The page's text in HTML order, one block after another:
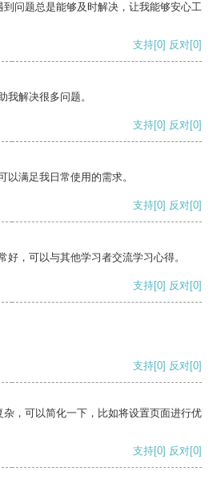
问题总是能够及时解决，让我能够安心工
支持[0] 反对[0]
我解决很多问题。
支持[0] 反对[0]
以满足我日常使用的需求。
支持[0] 反对[0]
好，可以与其他学习者交流学习心得。
支持[0] 反对[0]
支持[0] 反对[0]
，可以简化一下，比如将设置页面进行优
支持[0] 反对[0]